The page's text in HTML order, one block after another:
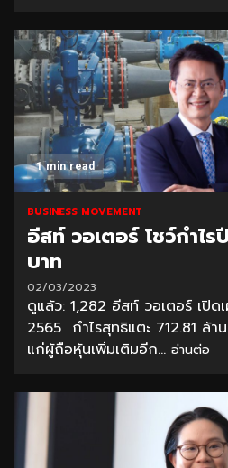
1 min read
BUSINESS MOVEMENT
อีสท์ วอเตอร์ โชว์กำไ
บาท
02/03/2023
ดูแล้ว: 1,282 อีสท์ วอเตอร์ เปิด
2565 กำไรสุทธิแตะ 712.81 ล้า
แก่ผู้ถือหุ้นเพิ่มเติมอีก... อ่านต่อ